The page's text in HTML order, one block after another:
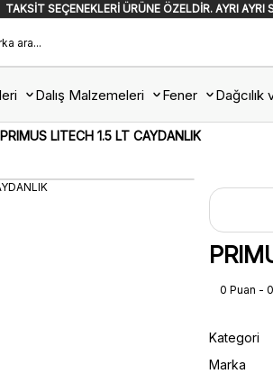
TAKSİT SEÇENEKLERİ ÜRÜNE ÖZELDİR. AYRI AYRI
Dalış Malzemeleri Fener Dağcılık
PRIMUS LITECH 1.5 LT CAYDANLIK
0 Puan -
Kategori
Marka